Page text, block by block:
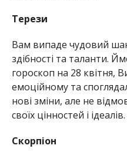
Терези
Вам випаде чудовий
здібності та таланти.
гороскоп на 28 квітня,
емоційному та
нові зміни, але не
своїх цінностей і ідеалів.
Скорпіон